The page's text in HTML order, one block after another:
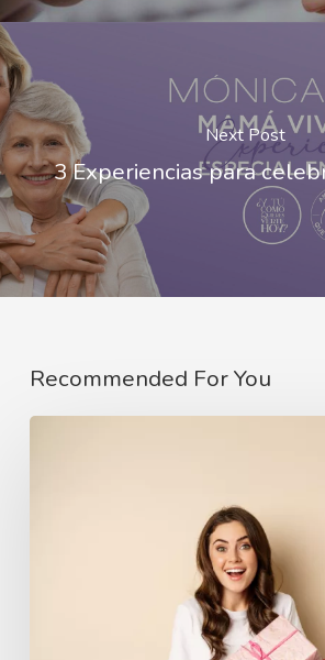
Next Post
3 Experiencias para
Recommended For You